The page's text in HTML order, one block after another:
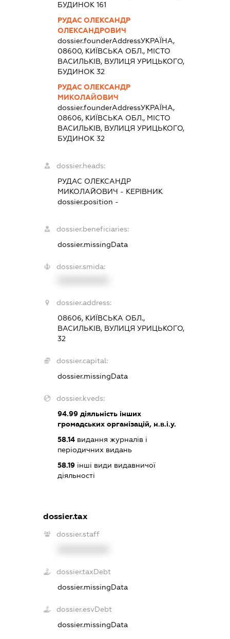
БУДИНОК 161
РУДАС ОЛЕКСАНДР
ОЛЕКСАНДРОВИЧ
dossier.founderAddressУКРАЇНА,
08600, КИЇВСЬКА ОБЛ., МІСТО
ВАСИЛЬКІВ, ВУЛИЦЯ УРИЦЬКОГО,
БУДИНОК 32
РУДАС ОЛЕКСАНДР
МИКОЛАЙОВИЧ
dossier.founderAddressУКРАЇНА,
08606, КИЇВСЬКА ОБЛ., МІСТО
ВАСИЛЬКІВ, ВУЛИЦЯ УРИЦЬКОГО,
БУДИНОК 32
dossier.heads:
РУДАС ОЛЕКСАНДР
МИКОЛАЙОВИЧ - КЕРІВНИК
dossier.position -
dossier.beneficiaries:
dossier.missingData
dossier.smida:
dossier.address:
08606, КИЇВСЬКА ОБЛ.,
ВАСИЛЬКІВ, ВУЛИЦЯ УРИЦЬКОГО,
32
dossier.capital:
dossier.missingData
dossier.kveds:
94.99діяльність інших
громадських організацій, н.в.і.у.
58.14видання журналів і
періодичних видань
58.19інші види видавничої
діяльності
dossier.tax
dossier.staff
dossier.taxDebt
dossier.missingData
dossier.esvDebt
dossier.missingData